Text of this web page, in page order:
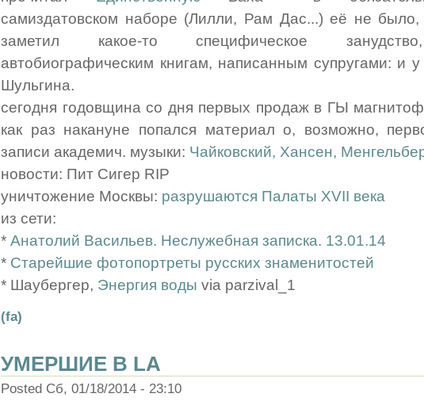
самиздатовском наборе (Лилли, Рам Дас...) её не
заметил какое-то специфическое
автобиографическим книгам, написанным супругами: и
Шульгина.
сегодня годовщина со дня первых продаж в ГЫ
как раз накануне попался материал о, возможно,
записи академич. музыки: Чайковский, Хансен,
новости: Пит Сигер RIP
уничтожение Москвы: разрушаются Палаты XVII века
из сети:
* Анатолий Васильев. Неслужебная записка. 13.01.14
* Старейшие фотопортреты русских знаменитостей
* Шаубергер, Энергия воды via parzival_1
(fa)
УМЕРШИЕ В LA
Posted Сб, 01/18/2014 - 23:10